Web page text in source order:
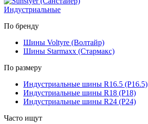
Индустриальные
По бренду
Шины Voltyre (Волтайр)
Шины Starmaxx (Стармакс)
По размеру
Индустриальные шины R16.5 (Р16.5)
Индустриальные шины R18 (Р18)
Индустриальные шины R24 (Р24)
Часто ищут